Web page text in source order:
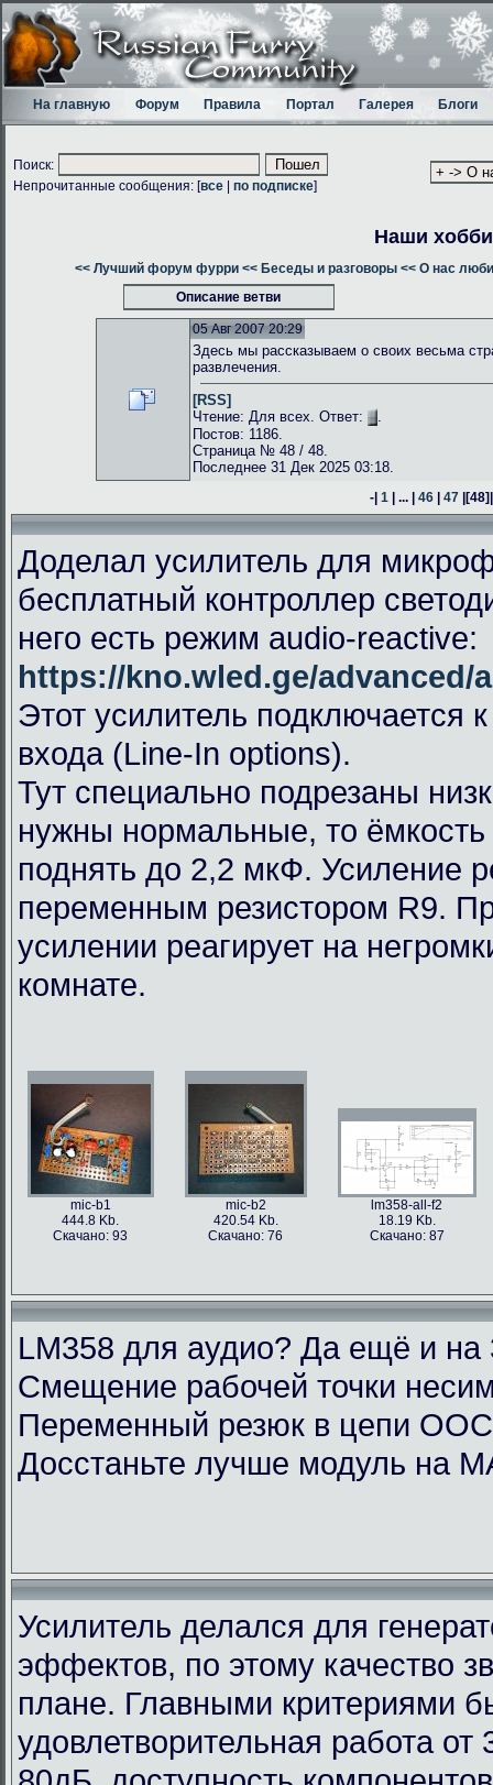
На главную Форум Правила Портал Галерея Блоги
Поиск:
Непрочитанные сообщения: [все по подписке]
Наши хобби
<< Лучший форум фурри << Беседы и разговоры << О нас
Описание ветви
05 Авг 2007 20:29
Здесь мы рассказываем о своих весьма
развлечения.
[RSS]
Чтение: Для всех. Ответ:
.
Постов: 1186.
Страница № 48 / 48.
Последнее 31 Дек 2025 03:18.
-| 1 | ... | 46 | 47 |[48]
Доделал усилитель для
бесплатный контроллер
него есть режим audio-reactive:
https://kno.wled.ge/advanced/
Этот усилитель подключается
входа (Line-In options).
Тут специально подрезаны
нужны нормальные, то
поднять до 2,2 мкФ. Усиление
переменным резистором R9.
усилении реагирует на
комнате.
mic-b1
444.8 Kb.
Скачано: 93
mic-b2
420.54 Kb.
Скачано: 76
lm358-all-f2
18.19 Kb.
Скачано: 87
LM358 для аудио? Да ещё и на
Смещение рабочей точки
Переменный резюк в цепи
Досстаньте лучше модуль на
Усилитель делался для
эффектов, по этому качество
плане. Главными критериями
удовлетворительная работа